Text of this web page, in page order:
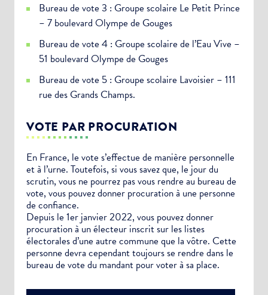
Bureau de vote 3 : Groupe scolaire Le Petit Prince
– 7 boulevard Olympe de Gouges
Bureau de vote 4 : Groupe scolaire de l’Eau Vive –
51 boulevard Olympe de Gouges
Bureau de vote 5 : Groupe scolaire Lavoisier – 111
rue des Grands Champs.
VOTE PAR PROCURATION
En France, le vote s’effectue de manière personnelle
et à l’urne. Toutefois, si vous savez que, le jour du
scrutin, vous ne pourrez pas vous rendre au bureau de
vote, vous pouvez donner procuration à une personne
de confiance.
Depuis le 1er janvier 2022, vous pouvez donner
procuration à un électeur inscrit sur les listes
électorales d’une autre commune que la vôtre. Cette
personne devra cependant toujours se rendre dans le
bureau de vote du mandant pour voter à sa place.